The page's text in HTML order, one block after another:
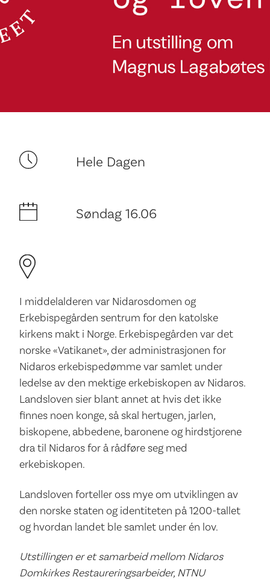
Ditt besøk
Hele Dagen
Søndag 16.06
I middelalderen var Nidarosdomen og
Erkebispegården sentrum for den katolske
kirkens makt i Norge. Erkebispegården var det
norske «Vatikanet», der administrasjonen for
Nidaros erkebispedømme var samlet under
ledelse av den mektige erkebiskopen av Nidaros.
Landsloven sier blant annet at hvis det ikke
finnes noen konge, så skal hertugen, jarlen,
biskopene, abbedene, baronene og hirdstjorene
dra til Nidaros for å rådføre seg med
erkebiskopen.
Landsloven forteller oss mye om utviklingen av
den norske staten og identiteten på 1200-tallet
og hvordan landet ble samlet under én lov.
Utstillingen er et samarbeid mellom Nidaros
Domkirkes Restaureringsarbeider, NTNU